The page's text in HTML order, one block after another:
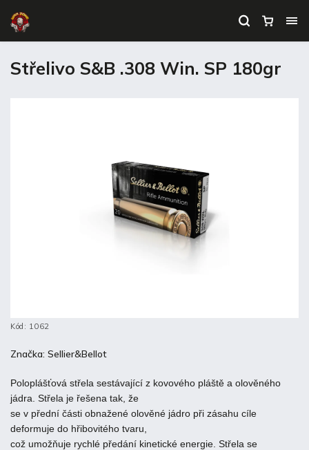
Střelivo S&B .308 Win. SP 180gr
Kód: 1062
Poloplášťová střela sestávající z kovového pláště a olověného
jádra. Střela je řešena tak, že
se v přední části obnažené olověné jádro při zásahu cíle
deformuje do hřibovitého tvaru,
což umožňuje rychlé předání kinetické energie. Střela se
Značka: Sellier&Bellot